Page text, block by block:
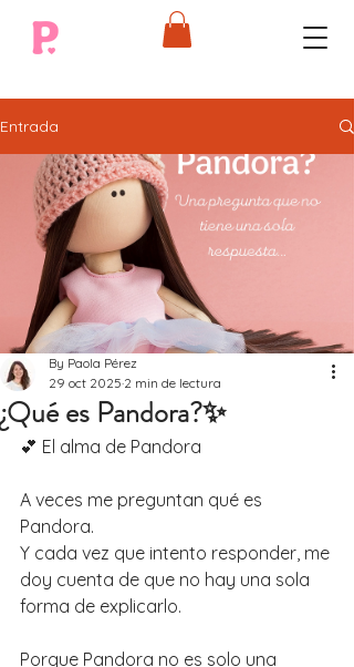
Entrada
¿Qué es Pandora?✨
By Paola Pérez
29 oct 2025 2 min de lectura
💕 El alma de Pandora
A veces me preguntan qué es
Pandora.
Y cada vez que intento responder, me
doy cuenta de que no hay una sola
forma de explicarlo.
Porque Pandora no es solo una